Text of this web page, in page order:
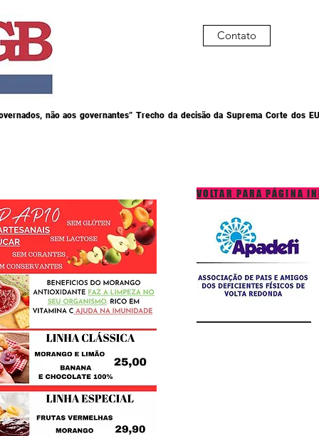
não aos governantes” Trecho da decisão da Suprema Corte dos
Contato
VOLTAR PARA PÁGINA